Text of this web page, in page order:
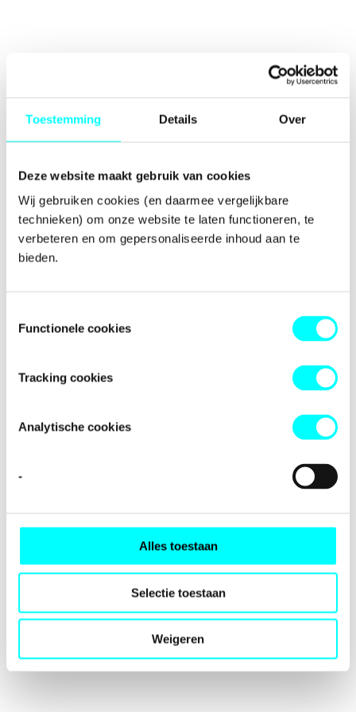
Toestemming Details Over
Deze website maakt gebruik van cookies
Wij gebruiken cookies (en daarmee vergelijkbare
technieken) om onze website te laten functioneren, te
verbeteren en om gepersonaliseerde inhoud aan te
bieden.
Functionele cookies
Tracking cookies
Analytische cookies
-
Alles toestaan
Selectie toestaan
Weigeren
-side exception has occurred while
browser consolefor